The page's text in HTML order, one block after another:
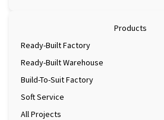
Products
Ready-Built Factory
Ready-Built Warehouse
Build-To-Suit Factory
Soft Service
All Projects